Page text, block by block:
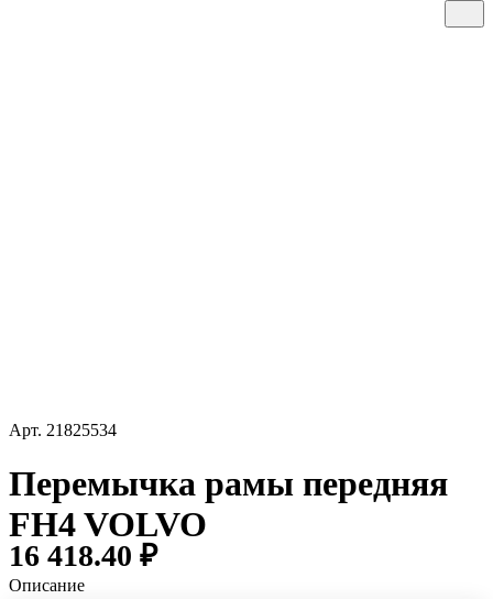
Арт. 21825534
Перемычка рамы передняя
FH4 VOLVO
16 418.40 ₽
Описание